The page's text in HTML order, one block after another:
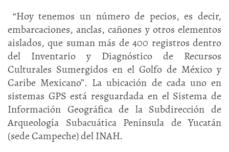
“Hoy tenemos un número de pecios, es decir,
embarcaciones, anclas, cañones y otros elementos
aislados, que suman más de 400 registros dentro
del Inventario y Diagnóstico de Recursos
Culturales Sumergidos en el Golfo de México y
Caribe Mexicano”. La ubicación de cada uno en
sistemas GPS está resguardada en el Sistema de
Información Geográfica de la Subdirección de
Arqueología Subacuática Península de Yucatán
(sede Campeche) del INAH.